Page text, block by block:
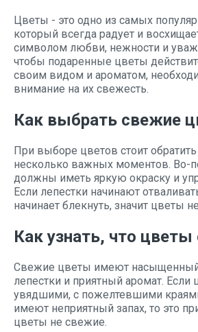
Цветы - это одно из самых
который всегда радует и
символом любви, нежности и
чтобы подаренные цветы
своим видом и ароматом,
внимание на их свежесть.
Как выбрать свежие
При выборе цветов стоит
несколько важных моментов. Во-
должны иметь яркую окраску и
Если лепестки начинают
начинает блекнуть, значит цветы
Как узнать, что
Свежие цветы имеют насыщенный
лепестки и приятный аромат. Если
увядшими, с пожелтевшими
имеют неприятный запах, то это
цветы не свежие.